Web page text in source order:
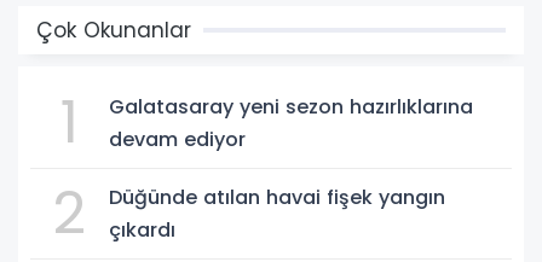
Çok Okunanlar
1
Galatasaray yeni sezon hazırlıklarına
devam ediyor
2
Düğünde atılan havai fişek yangın
çıkardı